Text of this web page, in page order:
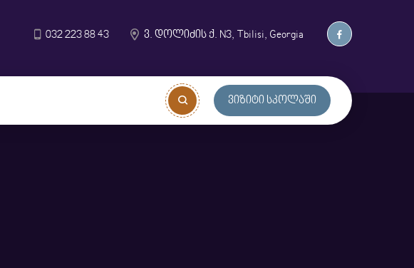
032 223 88 43 ვ. დოლიძის ქ. N3, Tbilisi, Georgia
Ვიზიტი Სკოლაში